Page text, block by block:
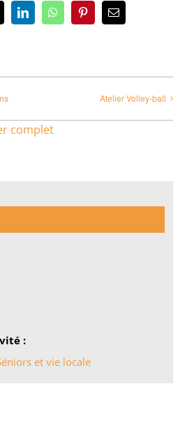
LinkedInWhatsAppPinterestEmail
Atelier Volley-ball
complet
:
et vie locale